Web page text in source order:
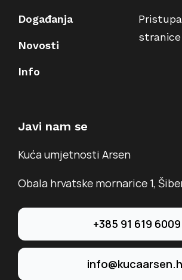
Događanja
Novosti
Info
stranice
Javi nam se
Kuća umjetnosti Arsen
Obala hrvatske mornarice 1,
+385 91 619 6009